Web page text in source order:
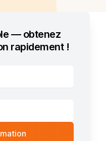
— obtenez
rapidement !